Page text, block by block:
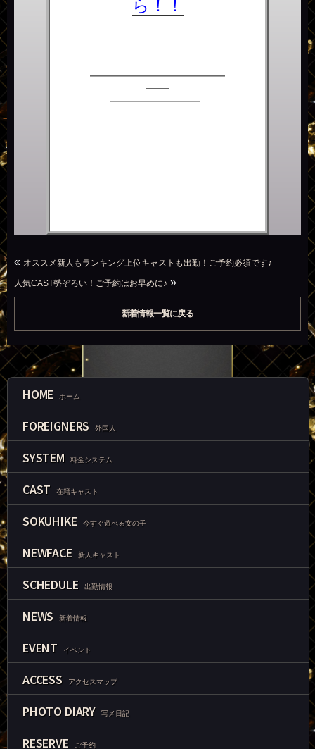
ら！！
――――――――――――
――
――――――――
« オススメ新人もランキング上位キャストも出勤！ご予約必須です♪
人気CAST勢ぞろい！ご予約はお早めに♪ »
新着情報一覧に戻る
HOME ホーム
FOREIGNERS 外国人
SYSTEM 料金システム
CAST 在籍キャスト
SOKUHIKE 今すぐ遊べる女の子
NEWFACE 新人キャスト
SCHEDULE 出勤情報
NEWS 新着情報
EVENT イベント
ACCESS アクセスマップ
PHOTO DIARY 写メ日記
RESERVE ご予約